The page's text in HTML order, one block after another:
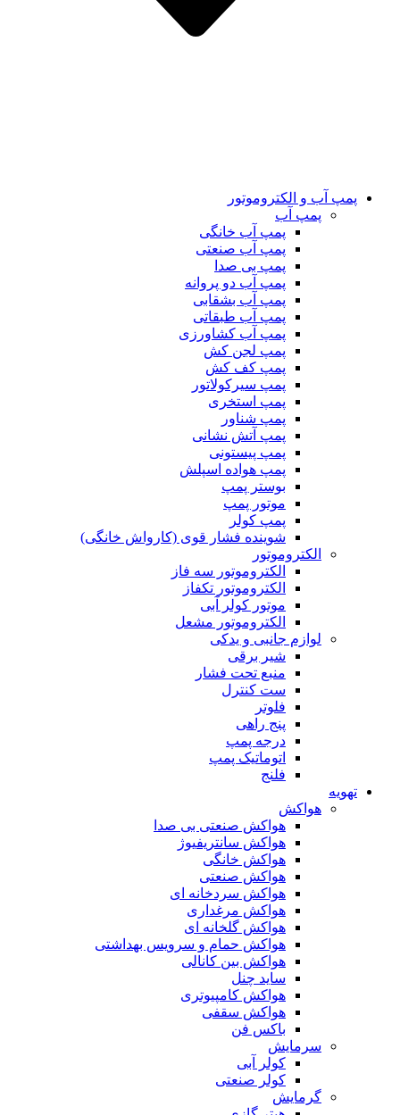
پمپ آب و الکتروموتور
پمپ آب
پمپ آب خانگی
پمپ آب صنعتی
پمپ بی صدا
پمپ آب دو پروانه
پمپ آب بشقابی
پمپ آب طبقاتی
پمپ آب کشاورزی
پمپ لجن کش
پمپ کف کش
پمپ سیرکولاتور
پمپ استخری
پمپ شناور
پمپ آتش نشانی
پمپ پیستونی
پمپ هواده اسپلش
بوستر پمپ
موتور پمپ
پمپ کولر
شوینده فشار قوی (کارواش خانگی)
الکتروموتور
الکتروموتور سه فاز
الکتروموتور تکفاز
موتور کولر آبی
الکتروموتور مشعل
لوازم جانبی و یدکی
شیر برقی
منبع تحت فشار
ست کنترل
فلوتر
پنج راهی
درجه پمپ
اتوماتیک پمپ
فلنج
تهویه
هواکش
هواکش صنعتی بی صدا
هواکش سانتریفیوژ
هواکش خانگی
هواکش صنعتی
هواکش سردخانه ای
هواکش مرغداری
هواکش گلخانه ای
هواکش حمام و سرویس بهداشتی
هواکش بین کانالی
ساید چنل
هواکش کامپیوتری
هواکش سقفی
باکس فن
سرمایش
کولر آبی
کولر صنعتی
گرمایش